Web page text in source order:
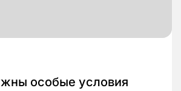
особые условия